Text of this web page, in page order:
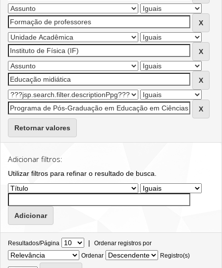
Retornar valores
Adicionar filtros:
Utilizar filtros para refinar o resultado de busca.
Resultados/Página | Ordenar registros por
Ordenar
Registro(s)